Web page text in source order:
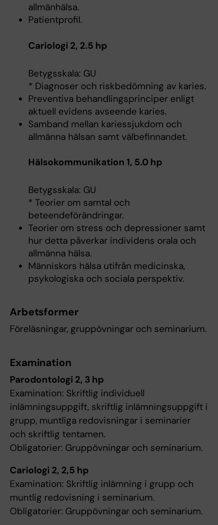
allmänhälsa.
Patientprofil.
Cariologi 2, 2.5 hp
Betygsskala: GU
* Diagnoser och riskbedömning av karies.
Preventiva behandlingsprinciper enligt
aktuell evidens avseende karies.
Samband mellan kariessjukdom och
allmänna hälsan samt välbefinnandet.
Hälsokommunikation 1, 5.0 hp
Betygsskala: GU
* Teorier om samtal och
beteendeförändringar.
Teorier om stress och depressioner samt
hur detta påverkar individens orala och
allmänna hälsa.
Människors hälsa utifrån medicinska,
psykologiska och sociala perspektiv.
Arbetsformer
Föreläsningar, gruppövningar och seminarium.
Examination
Parodontologi 2, 3 hp
Examination: Skriftlig individuell
inlämningsuppgift, skriftlig inlämningsuppgift i
grupp, muntliga redovisningar i seminarier
och skriftlig tentamen.
Obligatorier: Gruppövningar och seminarium.
Cariologi 2, 2,5 hp
Examination: Skriftlig inlämning i grupp och
muntlig redovisning i seminarium.
Obligatorier: Gruppövningar och seminarium.